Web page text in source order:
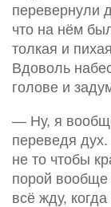
перевернули
что на нём
толкая и
Вдоволь
голове и
— Ну, я
переведя
не то чтобы
порой вообще
всё жду,